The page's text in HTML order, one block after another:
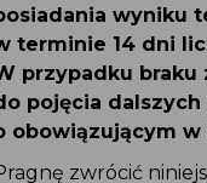
posiadania wyniku
w terminie 14 dni
W przypadku
do pojęcia
o obowiązującym
Pragnę zwrócić